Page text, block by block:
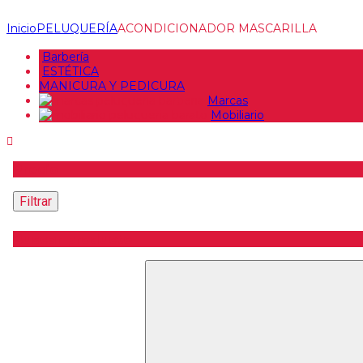
InicioPELUQUERÍAACONDICIONADOR MASCARILLA
Barbería
ESTÉTICA
MANICURA Y PEDICURA
Marcas
Mobiliario
Filtrar